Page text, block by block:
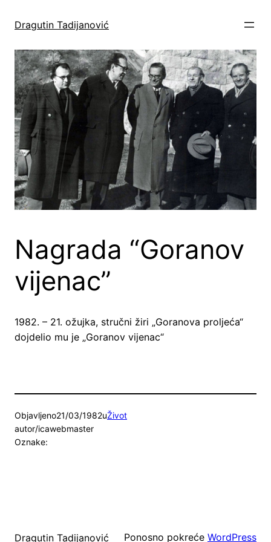
Dragutin Tadijanović
Nagrada “Goranov
vijenac”
1982. – 21. ožujka, stručni žiri „Goranova proljeća“
dojdelio mu je „Goranov vijenac“
Objavljeno21/03/1982uŽivot
autor/icawebmaster
Oznake:
Dragutin Tadijanović Ponosno pokreće WordPress